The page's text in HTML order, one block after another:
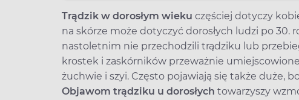
Trądzik w dorosłym wieku częściej dotyczy
na skórze może dotyczyć dorosłych ludzi po 30.
nastoletnim nie przechodzili trądziku lub
krostek i zaskórników przeważnie
żuchwie i szyi. Często pojawiają się także duże,
Objawom trądziku u dorosłych towarzyszy